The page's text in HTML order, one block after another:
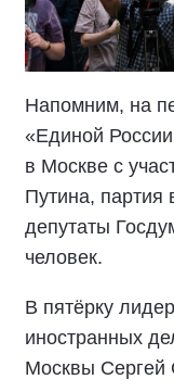
Напомним, на
«Единой
в Москве с
Путина, партия
депутаты
человек.
В пятёрку
иностранных
Москвы Сергей